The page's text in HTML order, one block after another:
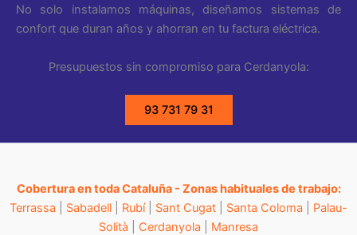
No solo instalamos máquinas, diseñamos sistemas de
confort que duran años y ahorran en tu factura eléctrica.
Presupuestos sin compromiso para Cerdanyola:
93 731 79 31
Cobertura en toda Cataluña - Zonas habituales de trabajo:
Terrassa
Sabadell Rubí| Sant Cugat Santa Coloma
Palau-
Solità
Cerdanyola Manresa